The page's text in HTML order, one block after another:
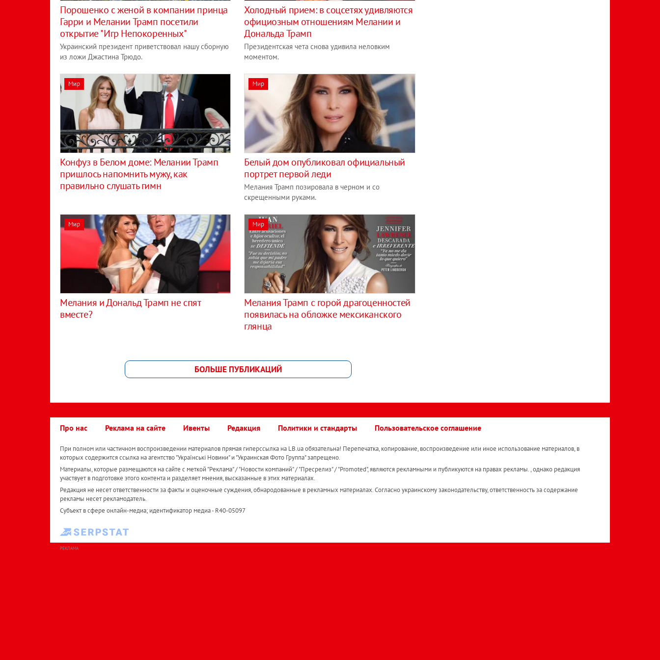
Порошенко с женой в компании принца
Гарри и Мелании Трамп посетили
открытие "Игр Непокоренных"
Украинский президент приветствовал нашу сборную
из ложи Джастина Трюдо.
Холодный прием: в соцсетях удивляются
официозным отношениям Мелании и
Дональда Трамп
Президентская чета снова удивила неловким
моментом.
Мир
Конфуз в Белом доме: Мелании Трамп
пришлось напомнить мужу, как
правильно слушать гимн
Мир
Белый дом опубликовал официальный
портрет первой леди
Мелания Трамп позировала в черном и со
скрещенными руками.
Мир
Мелания и Дональд Трамп не спят
вместе?
Мир
Мелания Трамп с горой драгоценностей
появилась на обложке мексиканского
глянца
БОЛЬШЕ ПУБЛИКАЦИЙ
Про нас Реклама на сайте Ивенты Редакция Политики и стандарты Пользовательское соглашение
При полном или частичном воспроизведении материалов прямая гиперссылка на LB.ua обязательна! Перепечатка, копирование, воспроизведение или иное использование материалов, в
которых содержится ссылка на агентство "Українськi Новини" и "Украинская Фото Группа" запрещено.
Материалы, которые размещаются на сайте с меткой "Реклама" / "Новости компаний" / "Пресрелиз" / "Promoted", являются рекламными и публикуются на правах рекламы. , однако редакция
участвует в подготовке этого контента и разделяет мнения, высказанные в этих материалах.
Редакция не несет ответственности за факты и оценочные суждения, обнародованные в рекламных материалах. Согласно украинскому законодательству, ответственность за содержание
рекламы несет рекламодатель.
Субъект в сфере онлайн-медиа; идентификатор медиа - R40-05097
РЕКЛАМА